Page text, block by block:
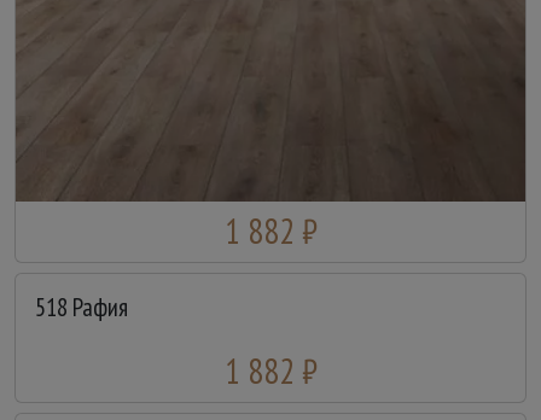
1 882 ₽
518 Рафия
1 882 ₽